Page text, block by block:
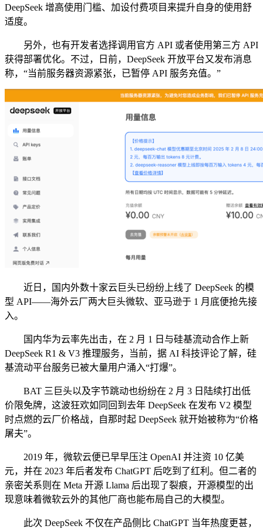
DeepSeek 增高使用门槛、加设付费项目来提升自身的使用舒
适度。
另外，也有开发者选择调用官方 API 或者使用第三方 API
获得部署优化。不过，日前，DeepSeek 开放平台又发布消息
称，“当前服务器资源紧张，已暂停 API 服务充值。”
近日，国内外数十家云巨头已纷纷上线了 DeepSeek 的模
型 API——海外云厂两大巨头微软、亚马逊于 1 月底便抢先接
入。
国内华为云率先出击，在 2 月 1 日与硅基流动合作上新
DeepSeek R1 & V3 推理服务，当前，据 AI 科技评论了解，硅
基流动平台服务已被大量用户涌入“打爆”。
BAT 三巨头以及字节跳动也纷纷在 2 月 3 日陆续打出低
价限免牌，这波狂欢如同回到去年 DeepSeek 在发布 V2 模型
时点燃的云厂价格战，自那时起 DeepSeek 就开始被称为“价格
屠夫”。
2019 年，微软云便已早早压注 OpenAI 并注资 10 亿美
元，并在 2023 年后者发布 ChatGPT 后吃到了红利。但二者的
亲密关系则在 Meta 开源 Llama 后出现了裂痕，开源模型的出
现意味着微软云外的其他厂商也能布局自己的大模型。
此次 DeepSeek 不仅在产品侧比 ChatGPT 当年热度更甚，